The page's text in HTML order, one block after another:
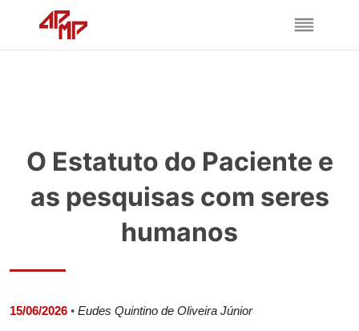
O Estatuto do Paciente e
as pesquisas com seres
humanos
15/06/2026 • Eudes Quintino de Oliveira Júnior